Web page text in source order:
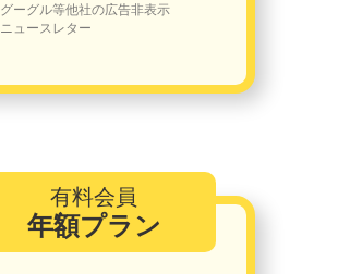
グーグル等他社の広告非表示
ニュースレター
有料会員
年額プラン